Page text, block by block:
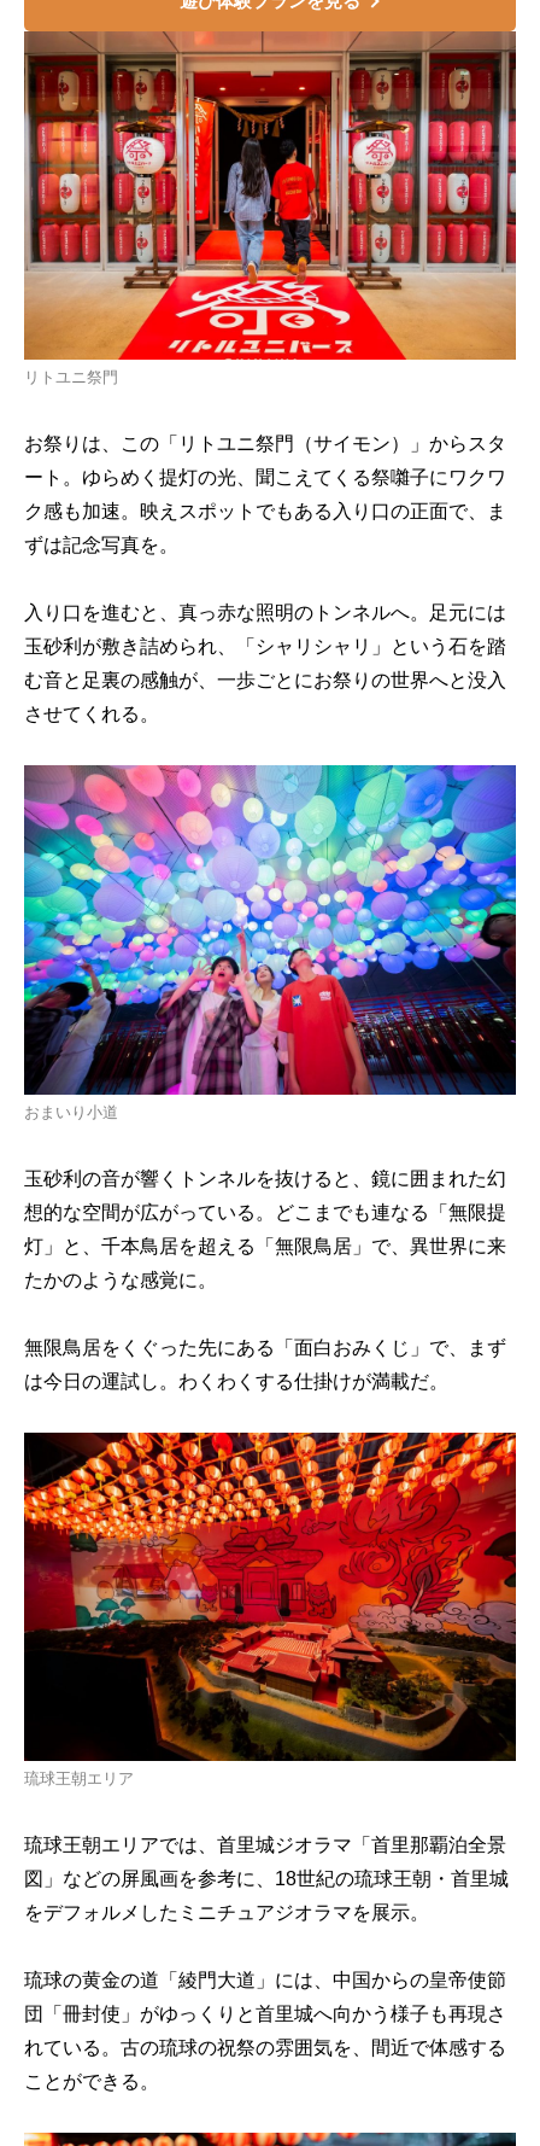
リトユニ祭門
お祭りは、この「リトユニ祭門（サイモン）」からスタ
ート。ゆらめく提灯の光、聞こえてくる祭囃子にワクワ
ク感も加速。映えスポットでもある入り口の正面で、ま
ずは記念写真を。
入り口を進むと、真っ赤な照明のトンネルへ。足元には
玉砂利が敷き詰められ、「シャリシャリ」という石を踏
む音と足裏の感触が、一歩ごとにお祭りの世界へと没入
させてくれる。
おまいり小道
玉砂利の音が響くトンネルを抜けると、鏡に囲まれた幻
想的な空間が広がっている。どこまでも連なる「無限提
灯」と、千本鳥居を超える「無限鳥居」で、異世界に来
たかのような感覚に。
無限鳥居をくぐった先にある「面白おみくじ」で、まず
は今日の運試し。わくわくする仕掛けが満載だ。
琉球王朝エリア
琉球王朝エリアでは、首里城ジオラマ「首里那覇泊全景
図」などの屏風画を参考に、18世紀の琉球王朝・首里城
をデフォルメしたミニチュアジオラマを展示。
琉球の黄金の道「綾門大道」には、中国からの皇帝使節
団「冊封使」がゆっくりと首里城へ向かう様子も再現さ
れている。古の琉球の祝祭の雰囲気を、間近で体感する
ことができる。